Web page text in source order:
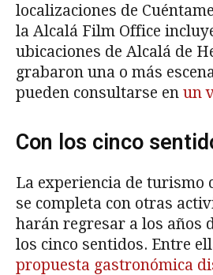
localizaciones de
la Alcalá Film Office
ubicaciones de Alcalá de
grabaron una o más
pueden consultarse en un
Con los cinco
La experiencia de turismo
se completa con otras
harán regresar a los años
los cinco sentidos. Entre
propuesta gastronómica